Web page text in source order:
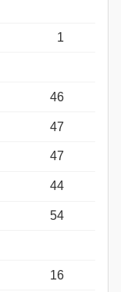
1
46
47
47
44
54
16